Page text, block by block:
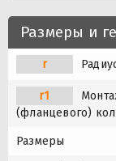
Размеры и
r
r1
(фланцевого)
Размеры